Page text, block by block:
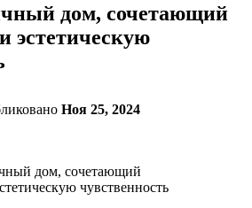
дом, сочетающий
эстетическую
Ноя 25, 2024